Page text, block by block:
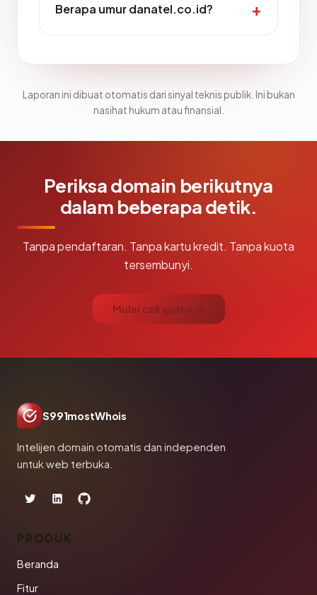
Berapa umur danatel.co.id?
Laporan ini dibuat otomatis dari sinyal teknis publik. Ini bukan
nasihat hukum atau finansial.
Periksa domain berikutnya
dalam beberapa detik.
Tanpa pendaftaran. Tanpa kartu kredit. Tanpa kuota
tersembunyi.
Mulai cek gratis →
S991mostWhois
Intelijen domain otomatis dan independen
untuk web terbuka.
PRODUK
Beranda
Fitur